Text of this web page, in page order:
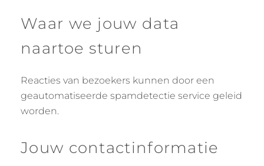
Waar we jouw data
naartoe sturen
Reacties van bezoekers kunnen door een
geautomatiseerde spamdetectie service geleid
worden.
Jouw contactinformatie